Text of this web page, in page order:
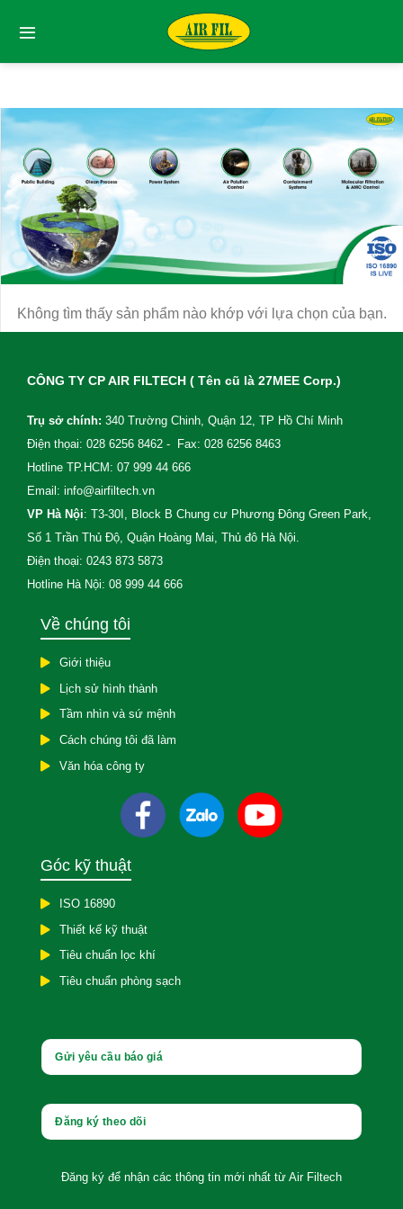
Không tìm thấy sản phẩm nào khớp với lựa chọn của bạn.
CÔNG TY CP AIR FILTECH ( Tên cũ là 27MEE Corp.)
Trụ sở chính: 340 Trường Chinh, Quận 12, TP Hồ Chí Minh
Điện thọai: 028 6256 8462 - Fax: 028 6256 8463
Hotline TP.HCM: 07 999 44 666
Email: info@airfiltech.vn
VP Hà Nội: T3-30I, Block B Chung cư Phương Đông Green Park,
Số 1 Trần Thủ Độ, Quận Hoàng Mai, Thủ đô Hà Nội.
Điện thoại: 0243 873 5873
Hotline Hà Nội: 08 999 44 666
Về chúng tôi
Giới thiệu
Lịch sử hình thành
Tầm nhìn và sứ mệnh
Cách chúng tôi đã làm
Văn hóa công ty
Góc kỹ thuật
ISO 16890
Thiết kế kỹ thuật
Tiêu chuẩn lọc khí
Tiêu chuẩn phòng sạch
Gửi yêu cầu báo giá
Đăng ký theo dõi
Đăng ký để nhận các thông tin mới nhất từ Air Filtech